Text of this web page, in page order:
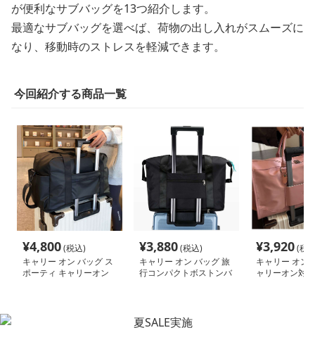
が便利なサブバッグを13つ紹介します。
最適なサブバッグを選べば、荷物の出し入れがスムーズに
なり、移動時のストレスを軽減できます。
今回紹介する商品一覧
¥4,800(税込)
キャリー オン バッグ ス
ポーティ キャリーオン
¥3,880(税込)
キャリー オン バッグ 旅
行コンパクトボストンバ
¥3,920(税
キャリー オン
ャリーオン対